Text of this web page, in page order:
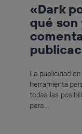
«Dark
qué
La publicidad
herramienta
todas las
para...